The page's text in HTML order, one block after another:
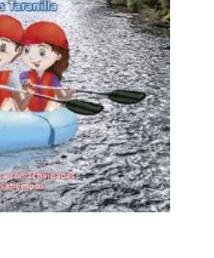
Director del Museo
León